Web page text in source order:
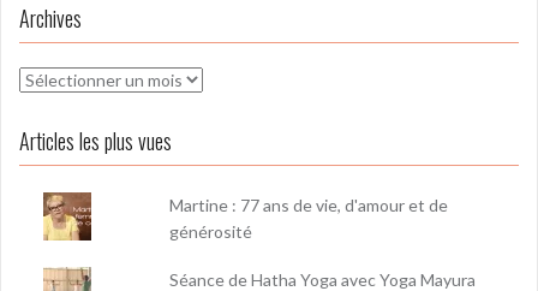
Archives
Archives
Articles les plus vues
Martine : 77 ans de vie, d'amour et de
générosité
Séance de Hatha Yoga avec Yoga Mayura